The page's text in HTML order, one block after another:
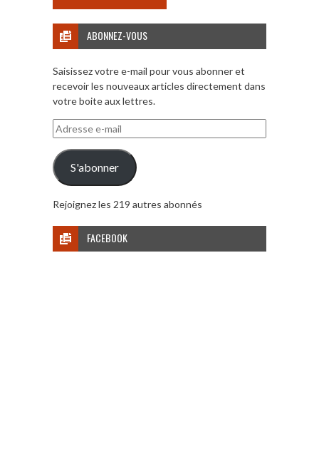
ABONNEZ-VOUS
Saisissez votre e-mail pour vous abonner et
recevoir les nouveaux articles directement dans
votre boite aux lettres.
Adresse
e-
mail
S'abonner
Rejoignez les 219 autres abonnés
FACEBOOK